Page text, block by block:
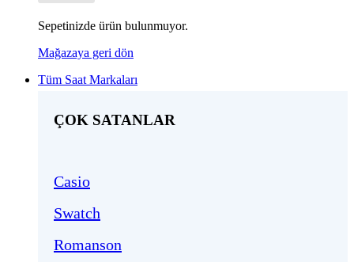
Sepetinizde ürün bulunmuyor.
Mağazaya geri dön
Tüm Saat Markaları
ÇOK SATANLAR
Casio
Swatch
Romanson